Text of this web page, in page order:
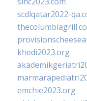
scdlqatar2022-
khedi2023.org
emchie2023.org